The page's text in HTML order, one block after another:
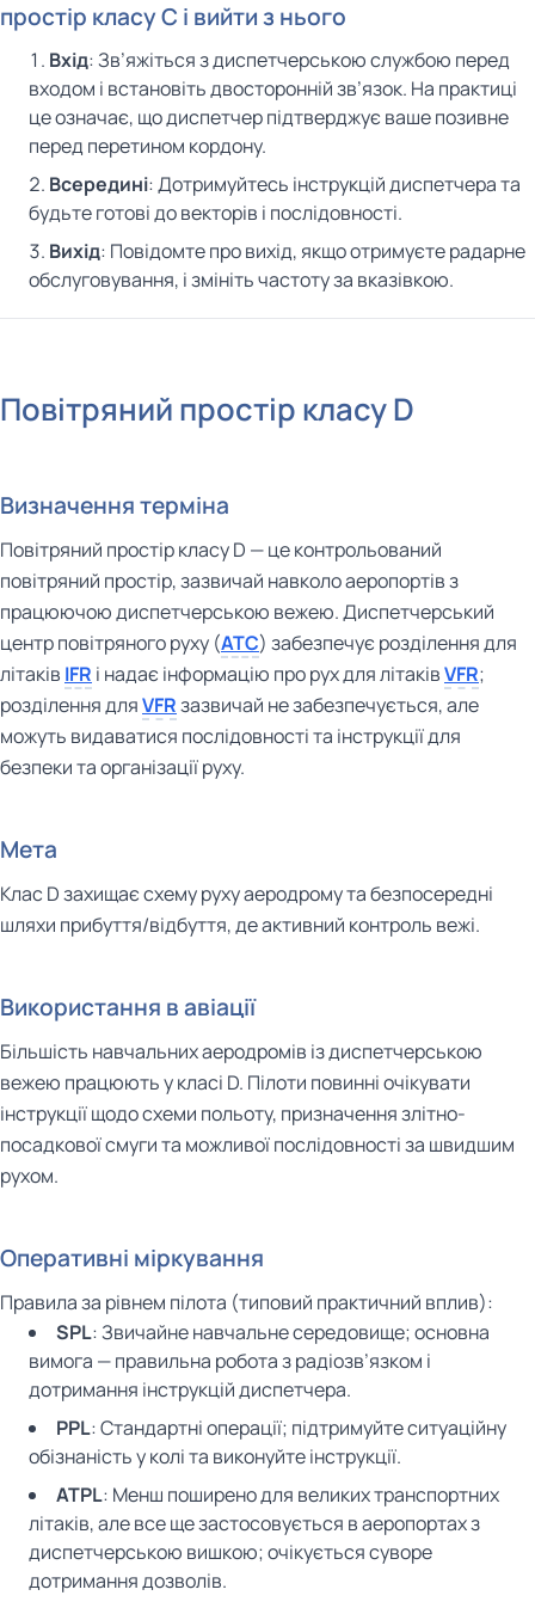
простір класу C і вийти з нього
Вхід: Зв’яжіться з диспетчерською службою перед
входом і встановіть двосторонній зв’язок. На практиці
це означає, що диспетчер підтверджує ваше позивне
перед перетином кордону.
Всередині: Дотримуйтесь інструкцій диспетчера та
будьте готові до векторів і послідовності.
Вихід: Повідомте про вихід, якщо отримуєте радарне
обслуговування, і змініть частоту за вказівкою.
Повітряний простір класу D
Визначення терміна
Повітряний простір класу D — це контрольований
повітряний простір, зазвичай навколо аеропортів з
працюючою диспетчерською вежею. Диспетчерський
центр повітряного руху (ATC) забезпечує розділення для
літаків IFR і надає інформацію про рух для літаківVFR;
розділення дляVFRзазвичай не забезпечується, але
можуть видаватися послідовності та інструкції для
безпеки та організації руху.
Мета
Клас D захищає схему руху аеродрому та безпосередні
шляхи прибуття/відбуття, де активний контроль вежі.
Використання в авіації
Більшість навчальних аеродромів із диспетчерською
вежею працюють у класі D. Пілоти повинні очікувати
інструкції щодо схеми польоту, призначення злітно-
посадкової смуги та можливої послідовності за швидшим
рухом.
Оперативні міркування
Правила за рівнем пілота (типовий практичний вплив):
SPL: Звичайне навчальне середовище; основна
вимога — правильна робота з радіозв’язком і
дотримання інструкцій диспетчера.
PPL: Стандартні операції; підтримуйте ситуаційну
обізнаність у колі та виконуйте інструкції.
ATPL: Менш поширено для великих транспортних
літаків, але все ще застосовується в аеропортах з
диспетчерською вишкою; очікується суворе
дотримання дозволів.